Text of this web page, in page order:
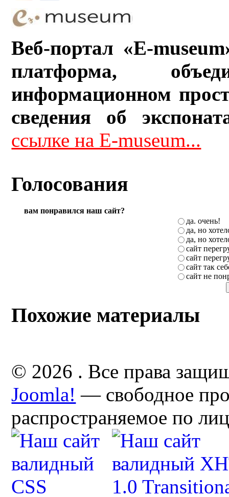
Веб-портал «E-
платформа,
информационном
сведения об
ссылке на E-museum...
Голосования
вам понравился наш сайт?
да. очень!
да, но
да, но
сайт
сайт
сайт так
сайт не
Похожие материалы
© 2026 . Все права
Joomla! — свободное
распространяемое по